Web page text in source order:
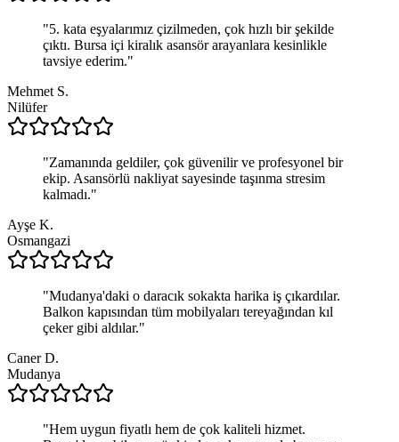
"5. kata eşyalarımız çizilmeden, çok hızlı bir şekilde
çıktı. Bursa içi kiralık asansör arayanlara kesinlikle
tavsiye ederim."
Mehmet S.
Nilüfer
"Zamanında geldiler, çok güvenilir ve profesyonel bir
ekip. Asansörlü nakliyat sayesinde taşınma stresim
kalmadı."
Ayşe K.
Osmangazi
"Mudanya'daki o daracık sokakta harika iş çıkardılar.
Balkon kapısından tüm mobilyaları tereyağından kıl
çeker gibi aldılar."
Caner D.
Mudanya
"Hem uygun fiyatlı hem de çok kaliteli hizmet.